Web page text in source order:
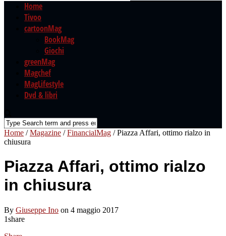
Home
Tivoo
cartoonMag
BookMag
Giochi
greenMag
Magchef
MagLifestyle
Dvd & libri
Home /Magazine /FinancialMag /Piazza Affari, ottimo rialzo in
chiusura
Piazza Affari, ottimo rialzo
in chiusura
By Giuseppe Ino on 4 maggio 2017
1share